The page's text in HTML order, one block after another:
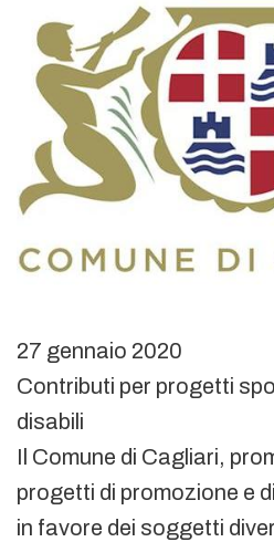
27 gennaio 2020
Contributi per progetti
disabili
Il Comune di Cagliari,
progetti di promozione e
in favore dei soggetti